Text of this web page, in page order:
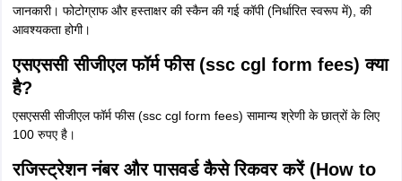
जानकारी। फोटोग्राफ और हस्ताक्षर की स्कैन की गई कॉपी (निर्धारित स्वरूप में), की
आवश्यकता होगी।
एसएससी सीजीएल फॉर्म फीस (ssc cgl form fees) क्या
है?
एसएससी सीजीएल फॉर्म फीस (ssc cgl form fees) सामान्य श्रेणी के छात्रों के लिए
100 रुपए है।
रजिस्ट्रेशन नंबर और पासवर्ड कैसे रिकवर करें (How to